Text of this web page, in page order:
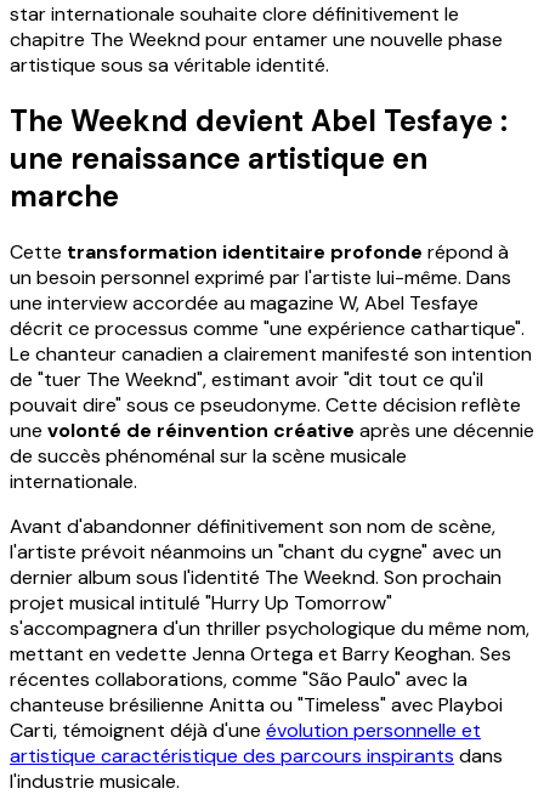
star internationale souhaite clore définitivement le
chapitre The Weeknd pour entamer une nouvelle phase
artistique sous sa véritable identité.
The Weeknd devient Abel Tesfaye :
une renaissance artistique en
marche
Cette transformation identitaire profonde répond à
un besoin personnel exprimé par l'artiste lui-même. Dans
une interview accordée au magazine W, Abel Tesfaye
décrit ce processus comme "une expérience cathartique".
Le chanteur canadien a clairement manifesté son intention
de "tuer The Weeknd", estimant avoir "dit tout ce qu'il
pouvait dire" sous ce pseudonyme. Cette décision reflète
une volonté de réinvention créative après une décennie
de succès phénoménal sur la scène musicale
internationale.
Avant d'abandonner définitivement son nom de scène,
l'artiste prévoit néanmoins un "chant du cygne" avec un
dernier album sous l'identité The Weeknd. Son prochain
projet musical intitulé "Hurry Up Tomorrow"
s'accompagnera d'un thriller psychologique du même nom,
mettant en vedette Jenna Ortega et Barry Keoghan. Ses
récentes collaborations, comme "São Paulo" avec la
chanteuse brésilienne Anitta ou "Timeless" avec Playboi
Carti, témoignent déjà d'une évolution personnelle et
artistique caractéristique des parcours inspirants dans
l'industrie musicale.